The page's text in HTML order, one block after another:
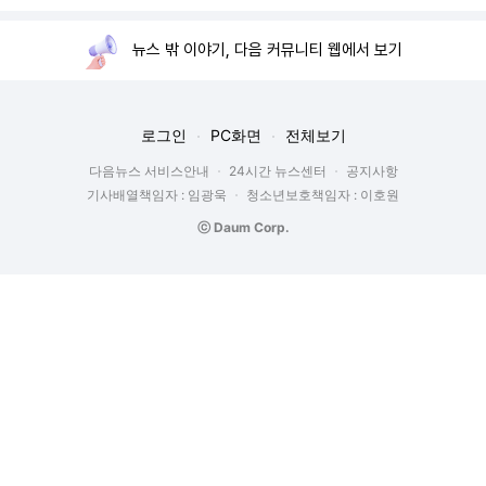
뉴스 밖 이야기, 다음 커뮤니티 웹에서 보기
로그인 PC화면 전체보기
다음뉴스 서비스안내 24시간 뉴스센터
공지사항
기사배열책임자 : 임광욱
청소년보호책임자 : 이호원
ⓒ Daum Corp.